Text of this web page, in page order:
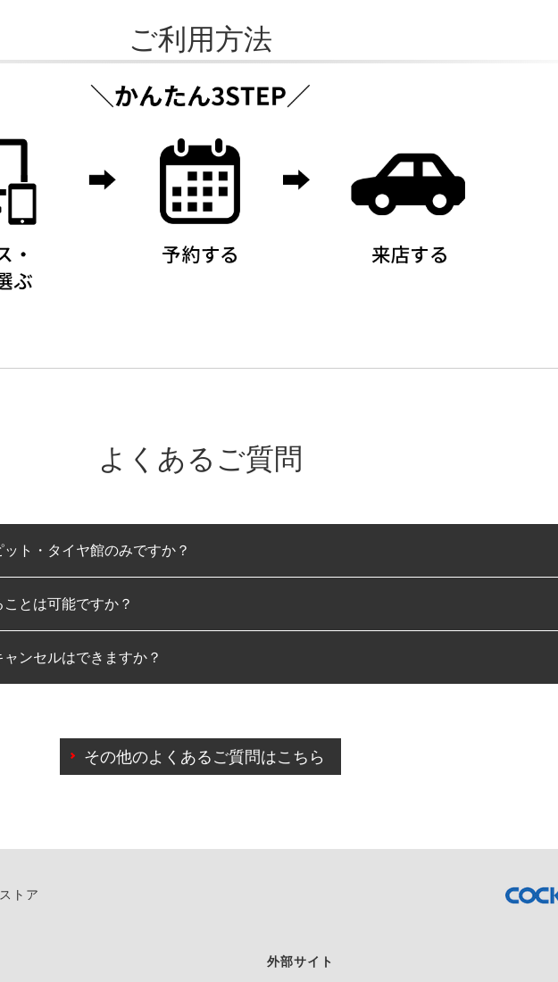
ご利用方法
よくあるご質問
ト・タイヤ館のみですか？
みとなります。
とは可能ですか？
可能です。
ンセルはできますか？
によりご予約のキャンセルをご希望の際は、直接ご予約いただいた店舗へご連絡くださ
その他のよくあるご質問はこちら
トア
外部サイト